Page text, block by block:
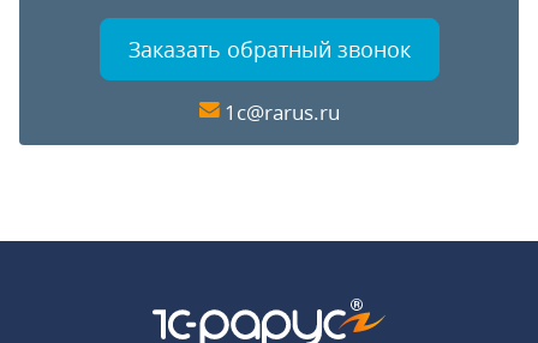
Заказать обратный звонок
1c@rarus.ru